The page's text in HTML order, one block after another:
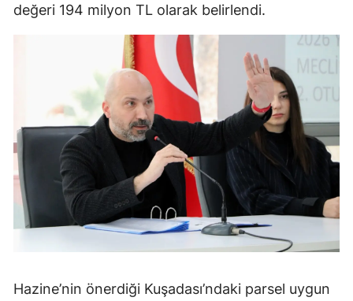
değeri 194 milyon TL olarak belirlendi.
Hazine’nin önerdiği Kuşadası’ndaki parsel uygun